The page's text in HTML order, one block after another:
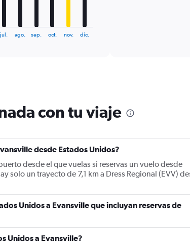
jul. ago. sep. oct. nov. dic.
displaying
flights.
Range:
to
75.
con tu viaje
desde Estados Unidos?
desde el que vuelas si reservas un vuelo desde
solo un trayecto de 7,1 km a Dress Regional (EVV)
Unidos a Evansville que incluyan reservas de
Unidos a Evansville?